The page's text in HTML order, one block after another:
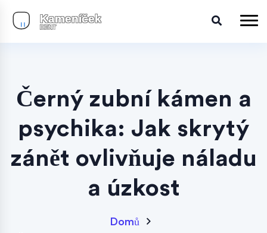
Černý zubní kámen a
psychika: Jak skrytý
zánět ovlivňuje náladu
a úzkost
Domů